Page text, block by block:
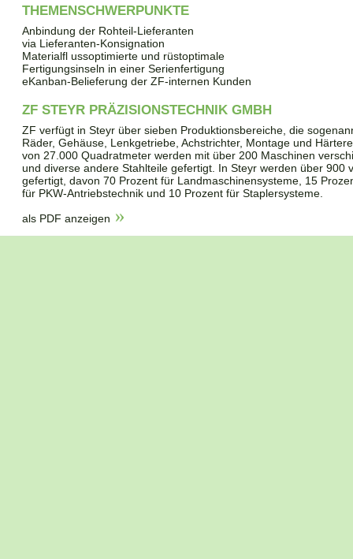
THEMENSCHWERPUNKTE
Anbindung der Rohteil-Lieferanten
via Lieferanten-Konsignation
Materialfl ussoptimierte und rüstoptimale
Fertigungsinseln in einer Serienfertigung
eKanban-Belieferung der ZF-internen Kunden
ZF STEYR PRÄZISIONSTECHNIK GMBH
ZF verfügt in Steyr über sieben Produktionsbereiche, die
Räder, Gehäuse, Lenkgetriebe, Achstrichter, Montage und
von 27.000 Quadratmeter werden mit über 200 Maschinen
und diverse andere Stahlteile gefertigt. In Steyr werden über 900
gefertigt, davon 70 Prozent für Landmaschinensysteme, 15
für PKW-Antriebstechnik und 10 Prozent für Staplersysteme.
als PDF anzeigen